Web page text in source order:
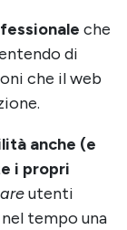
che
di
che il web
anche (e
i propri
utenti
tempo una